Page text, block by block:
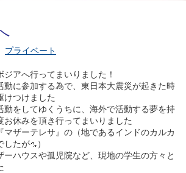
プライベート
アへ行ってまいりました！
動に参加する為で、東日本大震災が起きた時
けつけました
動をしてゆくうちに、海外で活動する夢を持
休みを頂き行ってまいりました
マザーテレサ』の（地であるインドのカルカ
したが
）
ーハウスや孤児院など、現地の学生の方々と